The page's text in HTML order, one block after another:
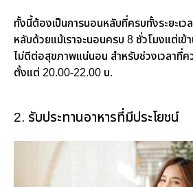
ทั้งนี้ต้องเป็นการนอนหลับที่ครบทั้งระยะเ
หลับด้วยแม้เราจะนอนครบ 8 ชั่วโมงแต่เข้
ไม่ดีต่อสุขภาพแน่นอน สำหรับช่วงเวลาที่
ตั้งแต่ 20.00-22.00 น.
2. รับประทานอาหารที่มีประโยชน์